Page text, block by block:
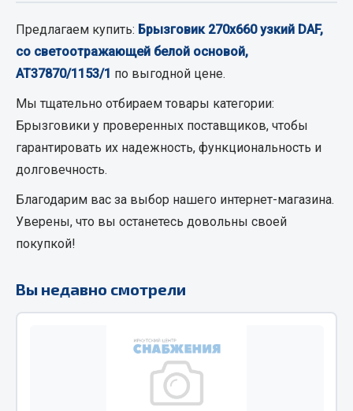
МЕТИЗЫ
Гайки
Кольца стопорные
Пресс-масленки
Пробки
Пружины
Хомуты
Весь раздел
Соединительные элементы
Адаптеры и переходники
Предлагаем купить: Брызговик 270х660 узкий DAF,
со светоотражающей белой основой,
АТ37870/1153/1 по выгодной цене.
Мы тщательно отбираем товары категории:
Брызговики у проверенных поставщиков, чтобы
гарантировать их надежность, функциональность и
долговечность.
Благодарим вас за выбор нашего интернет-магазина.
Уверены, что вы останетесь довольны своей
покупкой!
Вы недавно смотрели